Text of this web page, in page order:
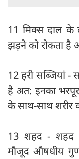
11 मिक्स दाल के
झड़ने को रोकता है
12 हरी सब्जियां -
है अत: इनका भरपूर
के साथ-साथ शरीर
13 शहद - शहद
मौजूद औषधीय